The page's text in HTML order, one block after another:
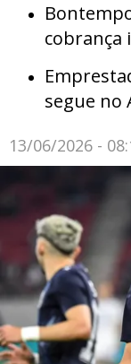
cobrança
segue no
13/06/2026 -